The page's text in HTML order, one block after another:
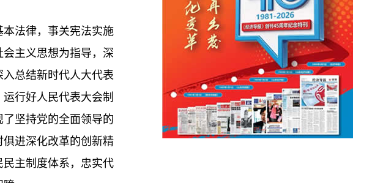
法律，事关宪法实施
主义思想为指导，深
总结新时代人大代表
行好人民代表大会制
坚持党的全面领导的
进深化改革的创新精
主制度体系，忠实代